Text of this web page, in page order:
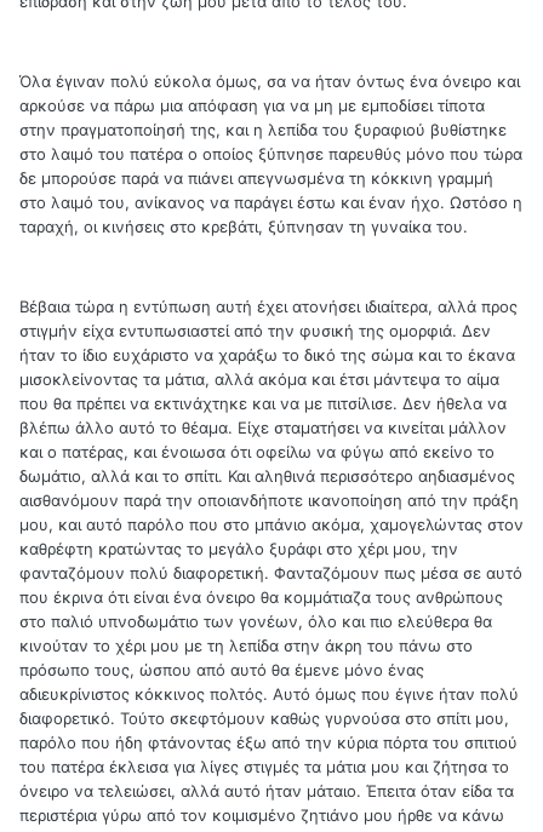
Όλα έγιναν πολύ εύκολα όμως, σα να ήταν όντως ένα όνειρο και
αρκούσε να πάρω μια απόφαση για να μη με εμποδίσει τίποτα
στην πραγματοποίησή της, και η λεπίδα του ξυραφιού βυθίστηκε
στο λαιμό του πατέρα ο οποίος ξύπνησε παρευθύς μόνο που τώρα
δε μπορούσε παρά να πιάνει απεγνωσμένα τη κόκκινη γραμμή
στο λαιμό του, ανίκανος να παράγει έστω και έναν ήχο. Ωστόσο η
ταραχή, οι κινήσεις στο κρεβάτι, ξύπνησαν τη γυναίκα του.
Βέβαια τώρα η εντύπωση αυτή έχει ατονήσει ιδιαίτερα, αλλά προς
στιγμήν είχα εντυπωσιαστεί από την φυσική της ομορφιά. Δεν
ήταν το ίδιο ευχάριστο να χαράξω το δικό της σώμα και το έκανα
μισοκλείνοντας τα μάτια, αλλά ακόμα και έτσι μάντεψα το αίμα
που θα πρέπει να εκτινάχτηκε και να με πιτσίλισε. Δεν ήθελα να
βλέπω άλλο αυτό το θέαμα. Είχε σταματήσει να κινείται μάλλον
και ο πατέρας, και ένοιωσα ότι οφείλω να φύγω από εκείνο το
δωμάτιο, αλλά και το σπίτι. Και αληθινά περισσότερο αηδιασμένος
αισθανόμουν παρά την οποιανδήποτε ικανοποίηση από την πράξη
μου, και αυτό παρόλο που στο μπάνιο ακόμα, χαμογελώντας στον
καθρέφτη κρατώντας το μεγάλο ξυράφι στο χέρι μου, την
φανταζόμουν πολύ διαφορετική. Φανταζόμουν πως μέσα σε αυτό
που έκρινα ότι είναι ένα όνειρο θα κομμάτιαζα τους ανθρώπους
στο παλιό υπνοδωμάτιο των γονέων, όλο και πιο ελεύθερα θα
κινούταν το χέρι μου με τη λεπίδα στην άκρη του πάνω στο
πρόσωπο τους, ώσπου από αυτό θα έμενε μόνο ένας
αδιευκρίνιστος κόκκινος πολτός. Αυτό όμως που έγινε ήταν πολύ
διαφορετικό. Τούτο σκεφτόμουν καθώς γυρνούσα στο σπίτι μου,
παρόλο που ήδη φτάνοντας έξω από την κύρια πόρτα του σπιτιού
του πατέρα έκλεισα για λίγες στιγμές τα μάτια μου και ζήτησα το
όνειρο να τελειώσει, αλλά αυτό ήταν μάταιο. Έπειτα όταν είδα τα
περιστέρια γύρω από τον κοιμισμένο ζητιάνο μου ήρθε να κάνω